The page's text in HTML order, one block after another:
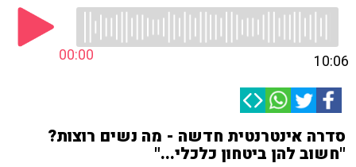
00:00 10:06
סדרה אינטרנטית חדשה - מה נשים רוצות?
"חשוב להן ביטחון כלכלי..."